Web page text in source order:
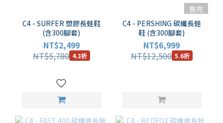
C4 - SURFER 塑膠長蛙鞋
(含300腳套)
NT$2,499
NT$5,780 4.3折
售完
C4 - PERSHING 碳纖長蛙
鞋 (含300腳套)
NT$6,999
NT$12,500 5.6折